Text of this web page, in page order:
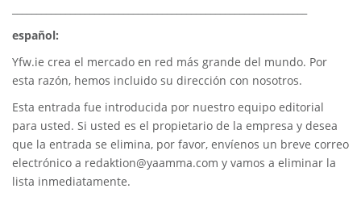
español:
Yfw.ie crea el mercado en red más grande del mundo. Por
esta razón, hemos incluido su dirección con nosotros.
Esta entrada fue introducida por nuestro equipo editorial
para usted. Si usted es el propietario de la empresa y desea
que la entrada se elimina, por favor, envíenos un breve correo
electrónico a redaktion@yaamma.com y vamos a eliminar la
lista inmediatamente.